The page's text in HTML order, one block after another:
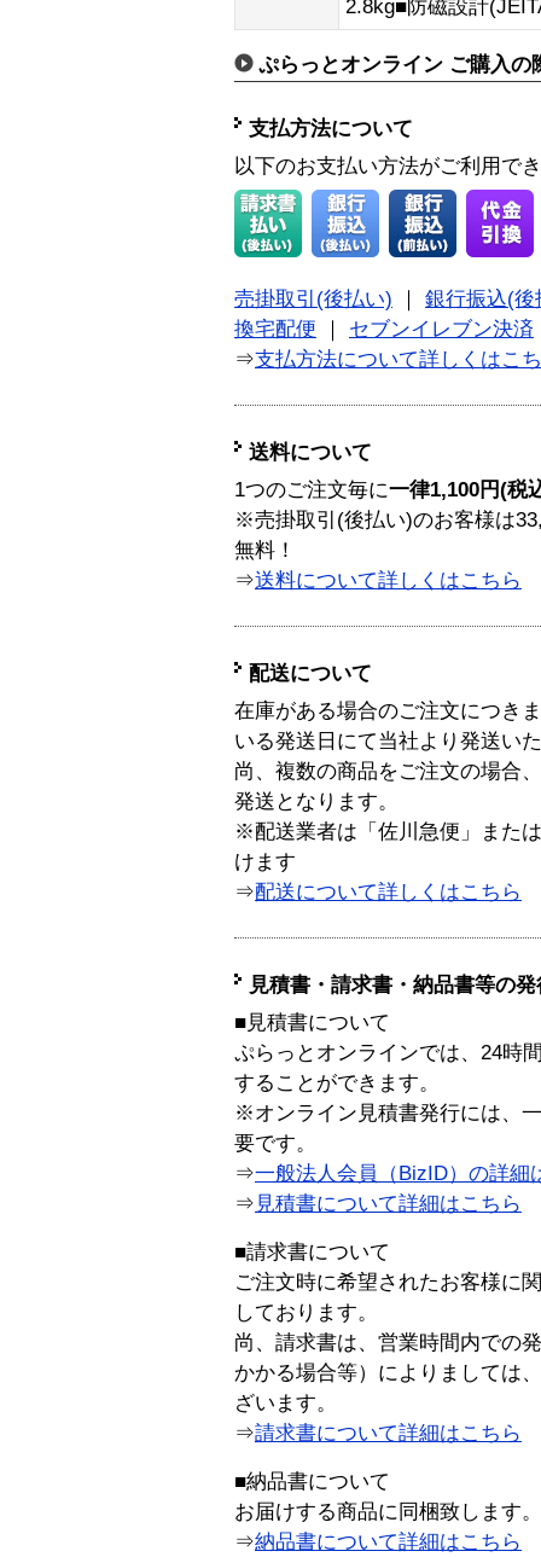
2.8kg■防磁設計
ぷらっとオンライン ご購入の
支払方法について
以下のお支払い方法がご利用で
売掛取引(後払い) ｜ 銀行振込(後
換宅配便 ｜ セブンイレブン決済
⇒支払方法について詳しくはこ
送料について
1つのご注文毎に一律1,100円(税
※売掛取引(後払い)のお客様は
無料！
⇒送料について詳しくはこちら
配送について
在庫がある場合のご注文につき
いる発送日にて当社より発送い
尚、複数の商品をご注文の場合
発送となります。
※配送業者は「佐川急便」また
けます
⇒配送について詳しくはこちら
見積書・請求書・納品書等の
■見積書について
ぷらっとオンラインでは、24時
することができます。
※オンライン見積書発行には、
要です。
⇒一般法人会員（BizID）の詳細
⇒ 見積書について詳細はこちら
■請求書について
ご注文時に希望されたお客様に
しております。
尚、請求書は、営業時間内での
かかる場合等）によりましては
ざいます。
⇒請求書について詳細はこちら
■納品書について
お届けする商品に同梱致します。
⇒納品書について詳細はこちら